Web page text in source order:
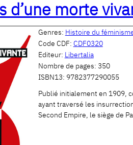
d’une morte
Genres: Histoire du
Code CDF: CDF0320
Editeur: Libertalia
Nombre de pages: 350
ISBN13: 9782377290055
Publié initialement en 1909,
ayant traversé les
Second Empire, le siège de